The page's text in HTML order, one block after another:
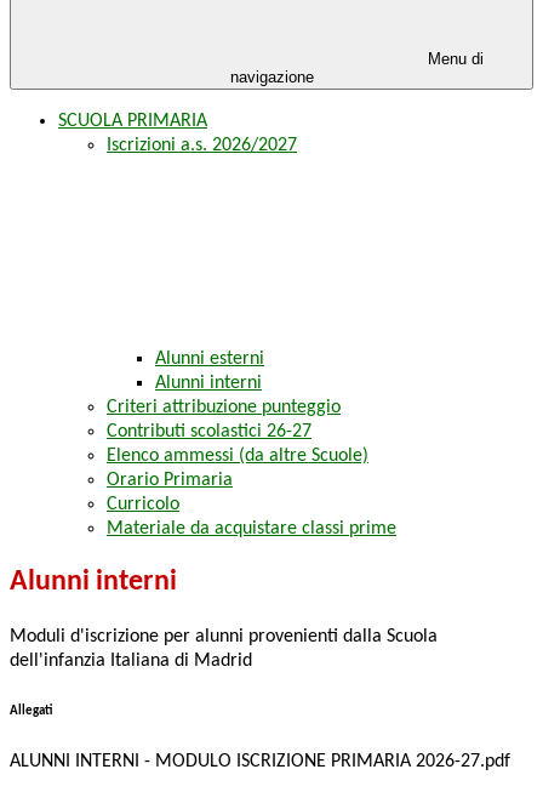
Menu di
navigazione
SCUOLA PRIMARIA
Iscrizioni a.s. 2026/2027
Alunni esterni
Alunni interni
Criteri attribuzione punteggio
Contributi scolastici 26-27
Elenco ammessi (da altre Scuole)
Orario Primaria
Curricolo
Materiale da acquistare classi prime
Alunni interni
Moduli d'iscrizione per alunni provenienti dalla Scuola
dell'infanzia Italiana di Madrid
Allegati
ALUNNI INTERNI - MODULO ISCRIZIONE PRIMARIA 2026-27.pdf